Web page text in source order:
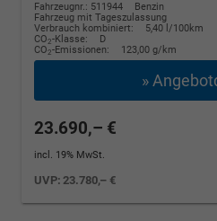
Fahrzeugnr.: 511944
Benzin
Fahrzeug mit Tageszulassung
Verbrauch kombiniert:
5,40 l/100km
CO2-Klasse:
D
CO2-Emissionen: 123,00 g/km
»
23.690,– €
incl. 19% MwSt.
UVP:23.780,– €